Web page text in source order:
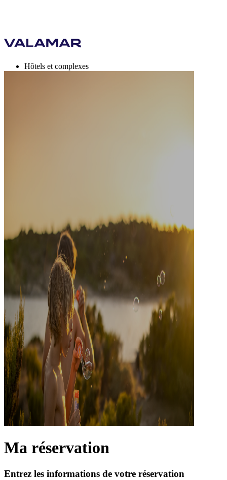
Hôtels et complexes
Ma réservation
Entrez les informations de votre réservation